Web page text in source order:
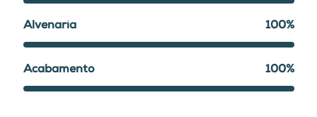
Alvenaria 100%
Acabamento 100%